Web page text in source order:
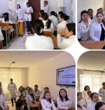
Г.М. және
клиникалық
циррозы…